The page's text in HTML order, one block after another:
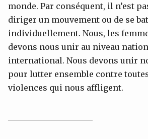
monde. Par conséquent, il n’est
diriger un mouvement ou de se
individuellement. Nous, les
devons nous unir au niveau
international. Nous devons unir
pour lutter ensemble contre
violences qui nous affligent.